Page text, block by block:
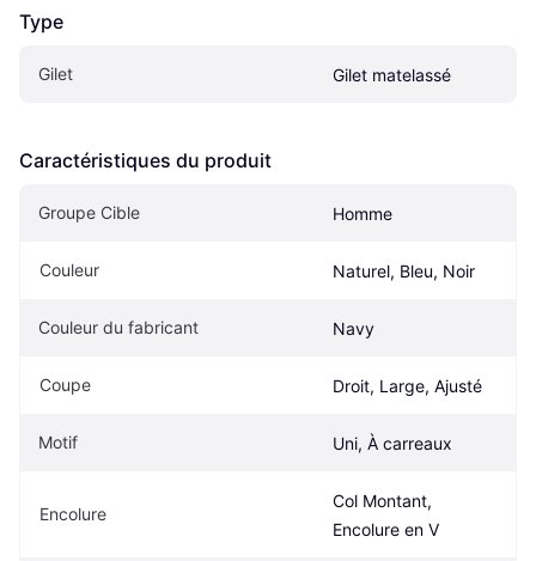
Type
Gilet Gilet matelassé
Caractéristiques du produit
Groupe Cible Homme
Couleur Naturel, Bleu, Noir
Couleur du fabricant Navy
Coupe Droit, Large, Ajusté
Motif Uni, À carreaux
Encolure
Col Montant,
Encolure en V